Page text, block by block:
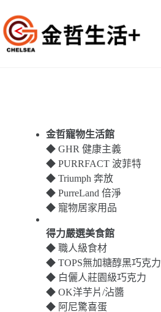
至
主
要
金哲寵物生活館
◆ GHR 健康主義
◆ PURRFACT 波菲特
◆ Triumph 奔放
◆ PurreLand 倍淨
◆ 寵物居家用品
得力嚴選美食館
◆ 職人級食材
◆ TOPS無加糖醇黑巧克力
◆ 白儷人莊園級巧克力
◆ OK洋芋片/沾醬
◆ 阿尼驚喜蛋